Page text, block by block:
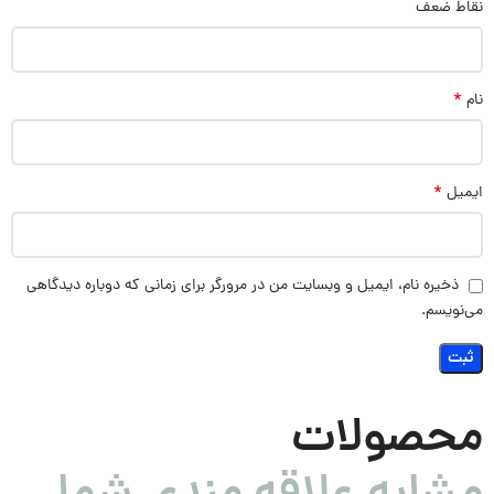
نقاط ضعف
نام *
ایمیل *
ذخیره نام، ایمیل و وبسایت من در مرورگر برای زمانی که دوباره دیدگاهی
می‌نویسم.
محصولات